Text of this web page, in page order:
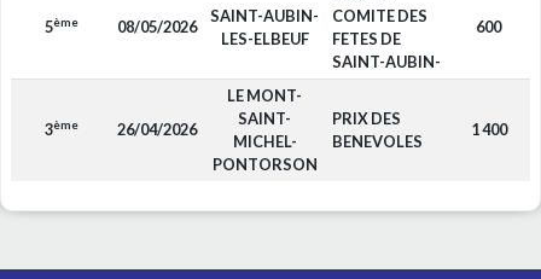
5ème 08/05/2026
SAINT-AUBIN-
LES-ELBEUF
COMITE DES
FETES DE
SAINT-AUBIN-
600
3ème 26/04/2026
LE MONT-
SAINT-
MICHEL-
PONTORSON
PRIX DES
BENEVOLES
1 400